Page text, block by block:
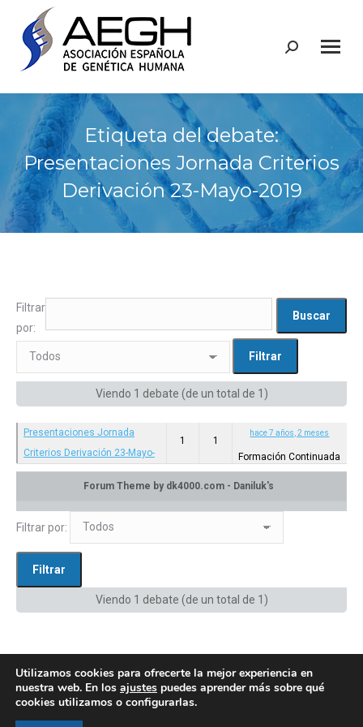
Buscar:
Etiqueta del debate:
Presentaciones Jornada Criterios
Derivación 23-Mayo-2019
Filtrar
por:
Viendo 1 debate (de un total de 1)
Presentaciones Jornada
Criterios Derivación 23-Mayo-
2019
1 1
hace 7 años, 2 meses
Formación Continuada
Filtrar por:
Viendo 1 debate (de un total de 1)
Utilizamos cookies para ofrecerte la mejor experiencia en
nuestra web. En los ajustes puedes aprender más sobre qué
cookies utilizamos o configurarlas.